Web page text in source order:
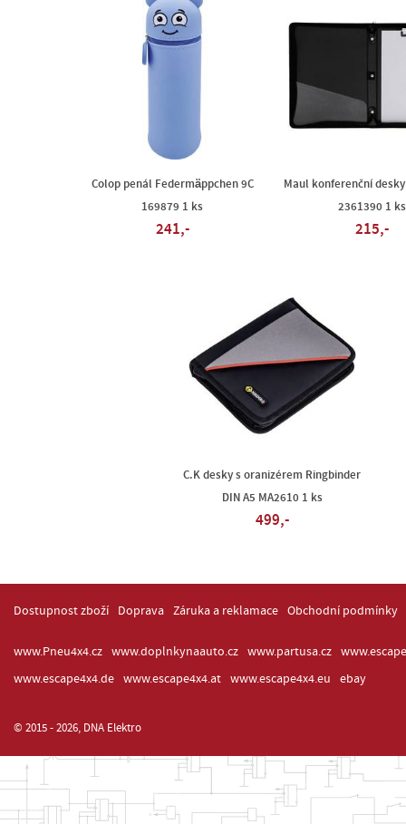
Colop penál Federmäppchen 9C
169879 1 ks
241,-
Maul konferenční desky
2361390 1 ks
215,-
C.K desky s oranizérem Ringbinder
DIN A5 MA2610 1 ks
499,-
Dostupnost zboží Doprava Záruka a reklamace Obchodní podmínky
www.Pneu4x4.cz www.doplnkynaauto.cz www.partusa.cz
www.escape4x4.de
www.escape4x4.at www.escape4x4.eu ebay
© 2015 - 2026, DNA Elektro